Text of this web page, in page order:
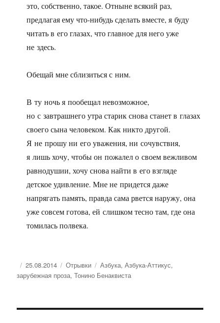
это, собственно, такое. Отныне всякий раз,
предлагая ему что-нибудь сделать вместе, я буду
читать в его глазах, что главное для него уже
не здесь.
Обещай мне сблизиться с ним.
В ту ночь я пообещал невозможное,
но с завтрашнего утра старик снова станет в глазах
своего сына человеком. Как никто другой.
Я не прошу ни его уважения, ни сочувствия,
я лишь хочу, чтобы он пожалел о своем вежливом
равнодушии, хочу снова найти в его взгляде
детское удивление. Мне не придется даже
напрягать память, правда сама рвется наружу, она
уже совсем готова, ей слишком тесно там, где она
томилась полвека.
Опубликовано
25.08.2014 Рубрики
Отрывки Метки
Азбука,Азбука-Аттикус,
зарубежная проза,Тонино Бенаквиста